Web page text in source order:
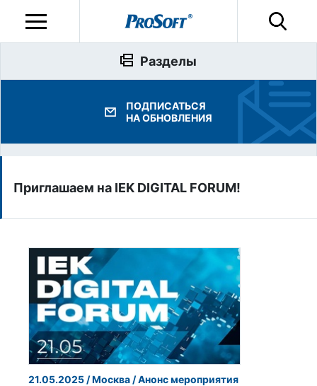
Приглашаем на IEK DIGITAL FORUM!
21.05.2025 / Москва / Анонс мероприятия
Разделы
ПОДПИСАТЬСЯ
НА ОБНОВЛЕНИЯ